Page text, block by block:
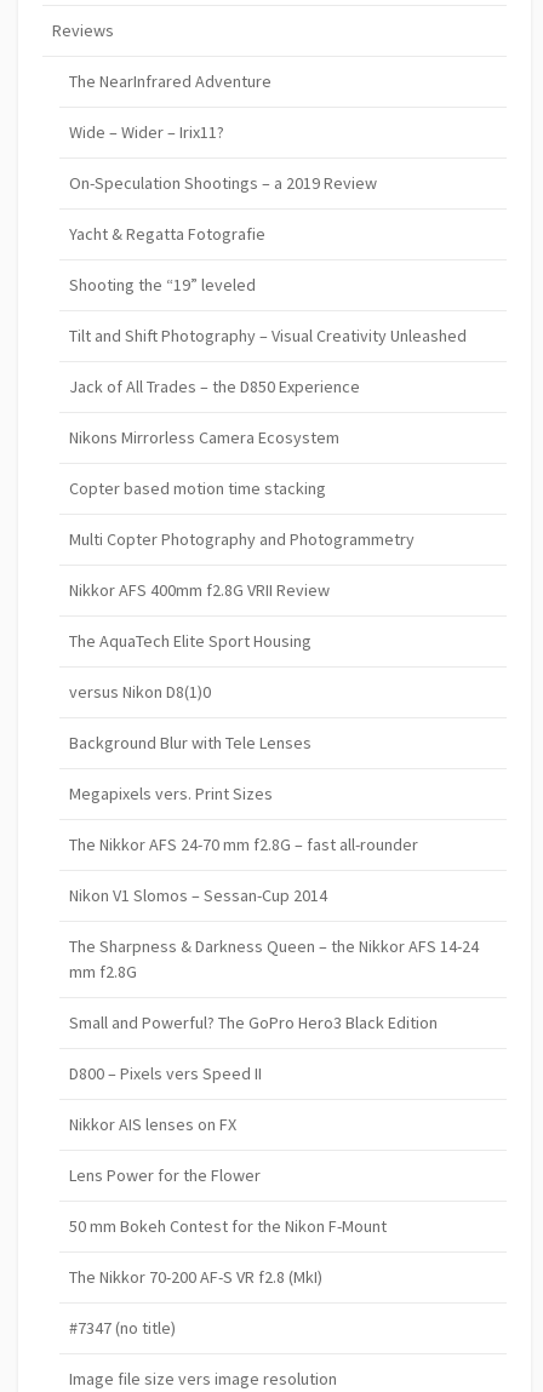
Reviews
The NearInfrared Adventure
Wide – Wider – Irix11?
On-Speculation Shootings – a 2019 Review
Yacht & Regatta Fotografie
Shooting the “19” leveled
Tilt and Shift Photography – Visual Creativity Unleashed
Jack of All Trades – the D850 Experience
Nikons Mirrorless Camera Ecosystem
Copter based motion time stacking
Multi Copter Photography and Photogrammetry
Nikkor AFS 400mm f2.8G VRII Review
The AquaTech Elite Sport Housing
versus Nikon D8(1)0
Background Blur with Tele Lenses
Megapixels vers. Print Sizes
The Nikkor AFS 24-70 mm f2.8G – fast all-rounder
Nikon V1 Slomos – Sessan-Cup 2014
The Sharpness & Darkness Queen – the Nikkor AFS 14-24
mm f2.8G
Small and Powerful? The GoPro Hero3 Black Edition
D800 – Pixels vers Speed II
Nikkor AIS lenses on FX
Lens Power for the Flower
50 mm Bokeh Contest for the Nikon F-Mount
The Nikkor 70-200 AF-S VR f2.8 (MkI)
#7347 (no title)
Image file size vers image resolution